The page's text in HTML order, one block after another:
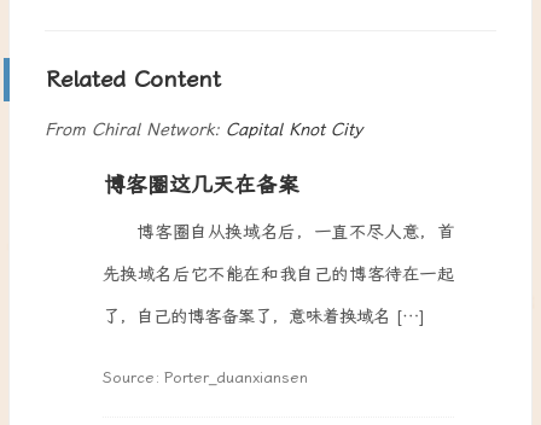
Related Content
From Chiral Network: Capital Knot City
博客圈这几天在备案
博客圈自从换域名后，一直不尽人意，首
先换域名后它不能在和我自己的博客待在一起
了，自己的博客备案了，意味着换域名 […]
Source: Porter_duanxiansen